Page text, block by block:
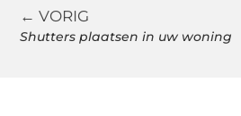
← VORIG
Shutters plaatsen in uw woning